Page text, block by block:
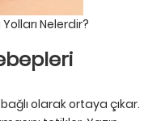
Nelerdir?
olarak ortaya çıkar.